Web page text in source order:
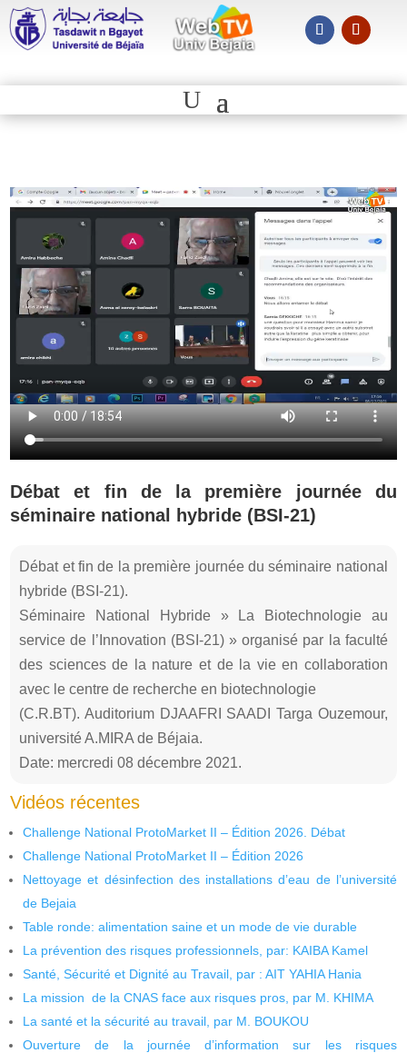
Débat et fin de la première journée du
séminaire national hybride (BSI-21)
Débat et fin de la première journée du séminaire national
hybride (BSI-21).
Séminaire National Hybride » La Biotechnologie au
service de l’Innovation (BSI-21) » organisé par la faculté
des sciences de la nature et de la vie en collaboration
avec le centre de recherche en biotechnologie
(C.R.BT). Auditorium DJAAFRI SAADI Targa Ouzemour,
université A.MIRA de Béjaia.
Date: mercredi 08 décembre 2021.
Vidéos récentes
Challenge National ProtoMarket II – Édition 2026. Débat
Challenge National ProtoMarket II – Édition 2026
Nettoyage et désinfection des installations d’eau de l’université
de Bejaia
Table ronde: alimentation saine et un mode de vie durable
La prévention des risques professionnels, par: KAIBA Kamel
Santé, Sécurité et Dignité au Travail, par : AIT YAHIA Hania
La mission de la CNAS face aux risques pros, par M. KHIMA
La santé et la sécurité au travail, par M. BOUKOU
Ouverture de la journée d’information sur les risques